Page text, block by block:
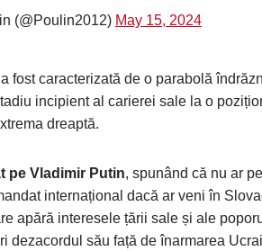
(@Poulin2012) May 15, 2024
fost caracterizată de o parabolă
incipient al carierei sale la o
dreaptă.
pe Vladimir Putin, spunând că nu ar
internațional dacă ar veni în
apără interesele țării sale și ale
dezacordul său față de înarmarea